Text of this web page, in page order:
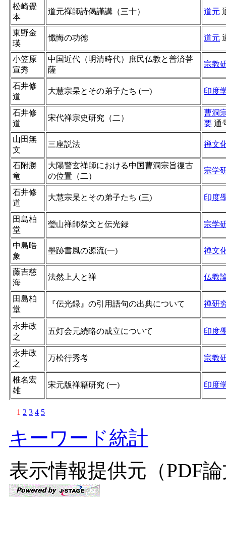
松崎覺
本
道元禪師詩偈謹講（三十） 道元
東野金
瑛
懺悔の功徳 道元
小笠原
宣秀
中国近代（明清時代）庶民仏教と普済菩
薩
宗教
石井修
道
大慧宗杲とその弟子たち (一) 印度
石井修
道
宋代禅宗史研究（二）
曹洞
要 通
山田無
文
三座説法 禅文
石附勝
竜
大陽警玄禅師における中国曹洞宗旨復古
の位置（二）
宗学
石井修
道
大慧宗杲とその弟子たち (三) 印度
田島柏
堂
瑩山禅師祭文と伝光録 宗学
中島晧
象
墨跡書風の源流(一) 禅文
藤吉慈
海
法然上人と禅 仏教
田島柏
堂
『伝光録』の引用語句の出典について 禅研
永井政
之
五灯会元続略の成立について 印度
永井政
之
万松行秀考 宗教
椎名宏
雄
宋元版禅籍研究 (一) 印度
1 2 3 4 5
キーワード統計
表示情報提供元（PDF